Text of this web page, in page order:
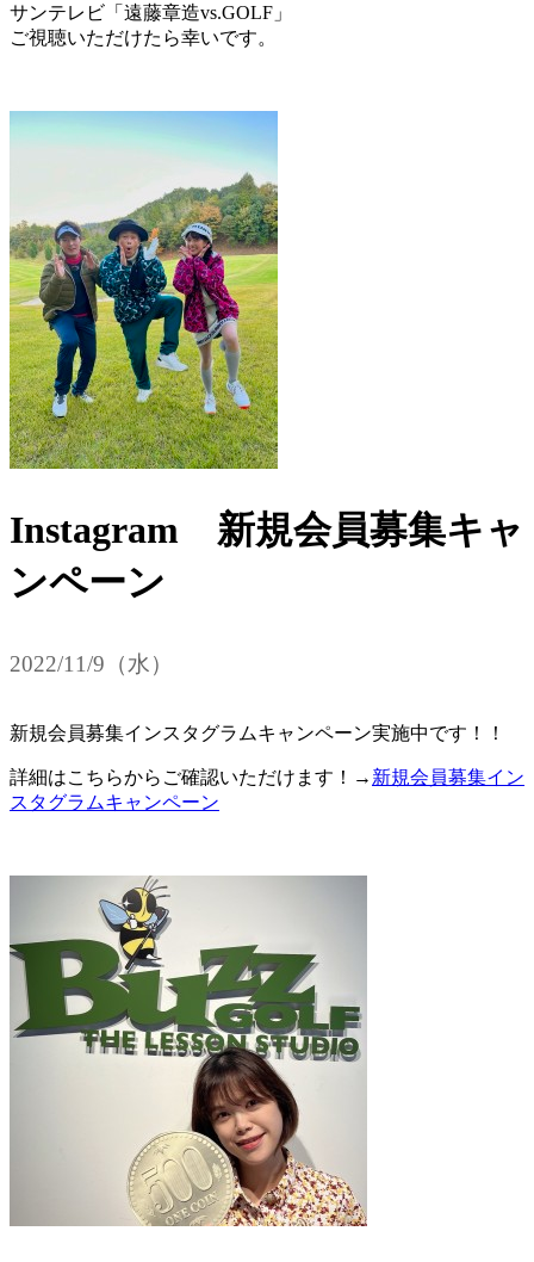
サンテレビ「遠藤章造vs.GOLF」
ご視聴いただけたら幸いです。
Instagram 新規会員募集キャ
ンペーン
2022/11/9（水）
新規会員募集インスタグラムキャンペーン実施中です！！
詳細はこちらからご確認いただけます！→ 新規会員募集イン
ス タグラムキャンペーン